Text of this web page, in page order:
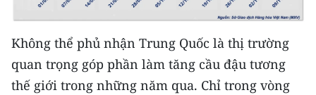
Không thể phủ nhận Trung Quốc là thị trường
quan trọng góp phần làm tăng cầu đậu tương
thế giới trong những năm qua. Chỉ trong vòng